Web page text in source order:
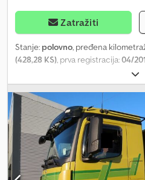
Zatražiti
Stanje: polovno, pređena
(428,28 KS), prva registracija:04/
05/2026, emisioni razred:Euro 6,
Oprema:ABS, grejač za
brodu, kupatilo, navigacioni sistem
Euro VI motor, poluautomatski
podizanje i spuštanje, centralno
tempomat, digitalni tahograf, klima
Webasto, zvučnici, mikrofon, 2x
CD plejer, DVD plejer, 2x monitor,